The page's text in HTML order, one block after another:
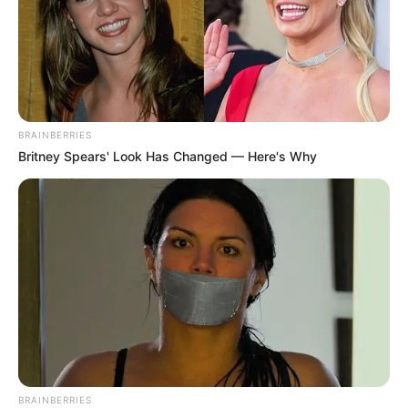
déçu, mais là, la rencontre a été magique. Elle a
même vu un parallèle entre le parcours de Rose
et le sien, puisqu’elle est elle-même
autodidacte ! La voir cuisiner sur le plateau était
un moment extraordinaire.
BRAINBERRIES
Britney Spears' Look Has Changed — Here's Why
BRAINBERRIES